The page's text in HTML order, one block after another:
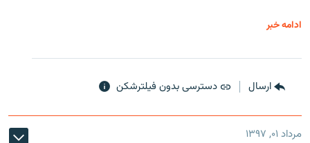
ادامه خبر
ارسال دسترسی بدون فیلترشکن
مرداد ۰۱, ۱۳۹۷